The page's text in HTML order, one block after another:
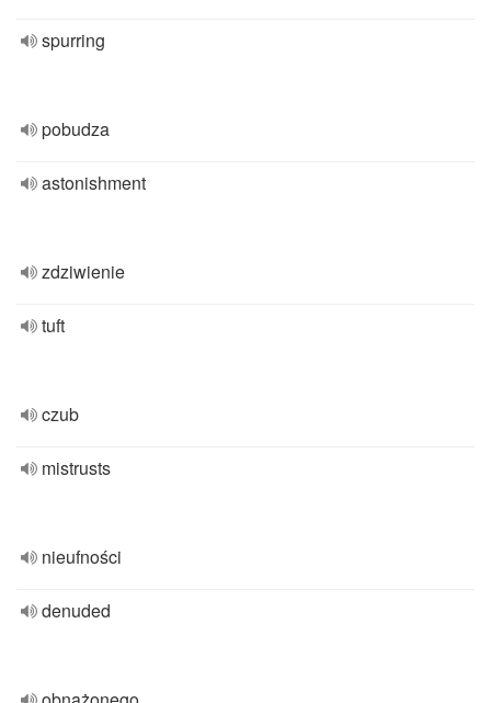
spurring
pobudza
astonishment
zdziwienie
tuft
czub
mistrusts
nieufności
denuded